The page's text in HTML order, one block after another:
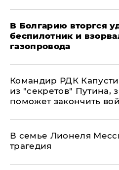
В Болгарию вторгся
беспилотник и
газопровода
Командир РДК
из "секретов" Путина,
поможет закончить
В семье Лионеля
трагедия